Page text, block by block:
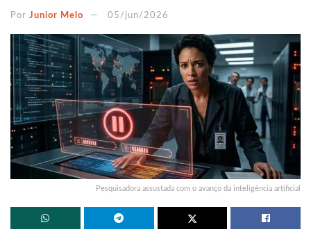
Por Junior Melo 05/jun/2026
Pesquisadora assustada com o avanço da inteligência artificial